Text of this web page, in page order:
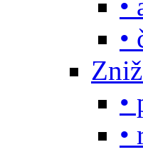
•
•
•